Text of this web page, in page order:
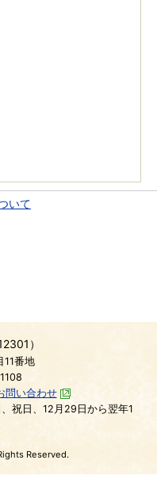
いて
）
11番地
問い合わせ
祝日、12月29日から翌年1
Reserved.